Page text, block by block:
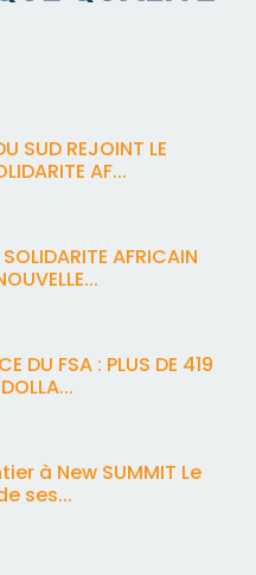
SUD REJOINT LE
AF...
SOLIDARITE AFRICAIN
DU FSA : PLUS DE 419
à New SUMMIT Le
ses...